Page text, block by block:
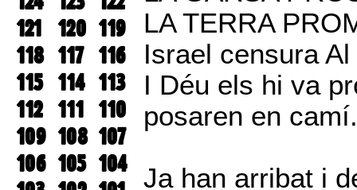
121
120 119
118 117 116
115 114 113
112 111 110
109 108 107
106 105 104
LA TERRA
Israel censura
I Déu els hi va
posaren en camí.
Ja han arribat i